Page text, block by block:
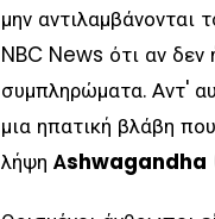
μην
NBC News ότι αν δεν
συμπληρώματα. Αντ'
μια ηπατική βλάβη
λήψη Αshwagandha